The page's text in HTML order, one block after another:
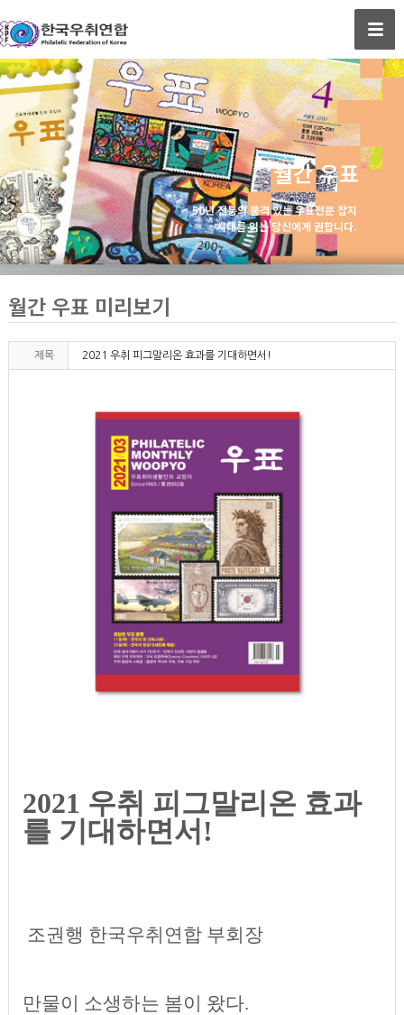
월간 우표
50년 전통의 품격 있는 우표전문 잡지
시대를 읽는 당신에게 권합니다.
월간 우표 미리보기
제목 2021 우취 피그말리온 효과를 기대하면서!
2021 우취 피그말리온 효과
를 기대하면서!
조권행 한국우취연합 부회장
만물이 소생하는 봄이 왔다.